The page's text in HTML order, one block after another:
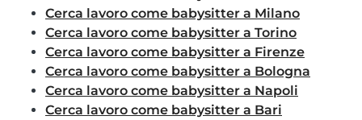
Cerca lavoro come babysitter a Milano
Cerca lavoro come babysitter a Torino
Cerca lavoro come babysitter a Firenze
Cerca lavoro come babysitter a Bologna
Cerca lavoro come babysitter a Napoli
Cerca lavoro come babysitter a Bari